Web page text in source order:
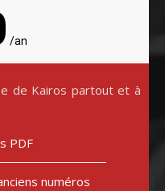
/an
de Kairos partout et à
PDF
numéros